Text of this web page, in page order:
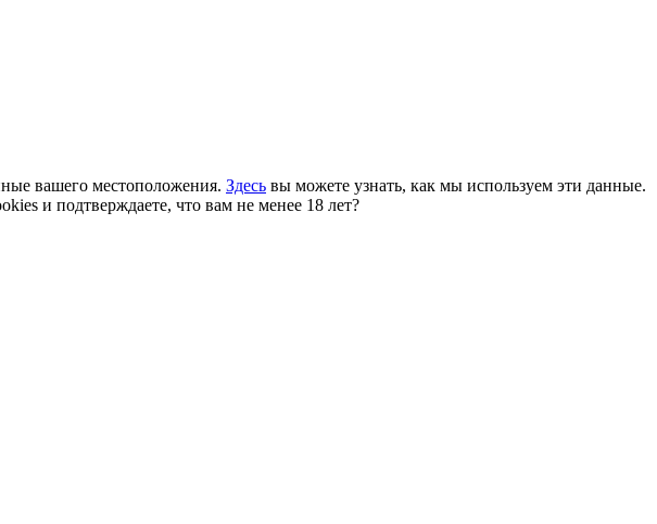
вашего местоположения. Здесь вы можете узнать, как мы используем эти данные.
и подтверждаете, что вам не менее 18 лет?